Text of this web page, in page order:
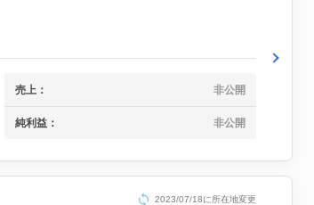
売上： 非公開
純利益： 非公開
2023/07/18に所在地変更